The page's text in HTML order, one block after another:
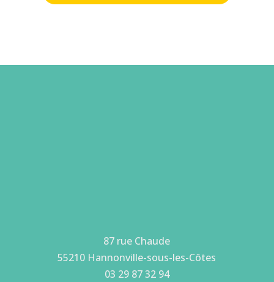
87 rue Chaude
55210 Hannonville-sous-les-Côtes
03 29 87 32 94